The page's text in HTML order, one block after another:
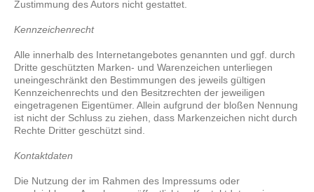
Zustimmung des Autors nicht gestattet.
Kennzeichenrecht
Alle innerhalb des Internetangebotes genannten und ggf. durch
Dritte geschützten Marken- und Warenzeichen unterliegen
uneingeschränkt den Bestimmungen des jeweils gültigen
Kennzeichenrechts und den Besitzrechten der jeweiligen
eingetragenen Eigentümer. Allein aufgrund der bloßen Nennung
ist nicht der Schluss zu ziehen, dass Markenzeichen nicht durch
Rechte Dritter geschützt sind.
Kontaktdaten
Die Nutzung der im Rahmen des Impressums oder